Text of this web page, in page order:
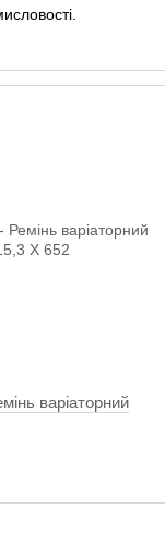
водіння
з маркою DAYCO.
міцність
термін служби
варіаторний